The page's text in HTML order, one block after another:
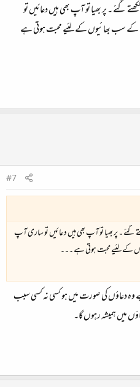
گئے ۔ پر بھیا تو آپ بھی ہیں دعائیں تو
کے سب بھائیوں کے لئیے محبت ہوتی ہے
#7
گئے ۔ پر بھیا تو آپ بھی ہیں دعائیں تو ساری آپ
کے لئیے محبت ہوتی ہے ۔۔۔
وہ دعاؤں کی صورت میں ہو کسی نہ کسی سبب
میں ہمیشہ رہوں گا۔